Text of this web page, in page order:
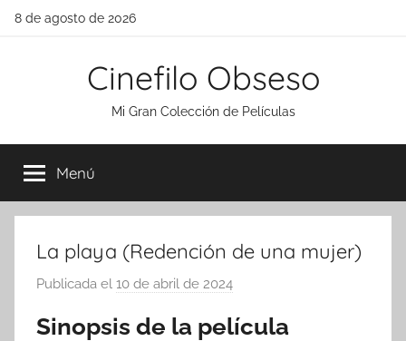
Saltar
8 de agosto de 2026
Cinefilo Obseso
Mi Gran Colección de Películas
Menú
La playa (Redención de una mujer)
Publicada el 10 de abril de 2024
r
Sinopsis de la película